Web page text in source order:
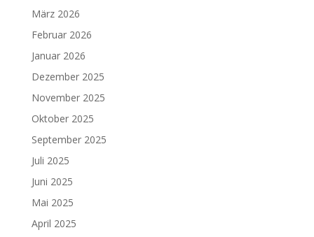
März 2026
Februar 2026
Januar 2026
Dezember 2025
November 2025
Oktober 2025
September 2025
Juli 2025
Juni 2025
Mai 2025
April 2025